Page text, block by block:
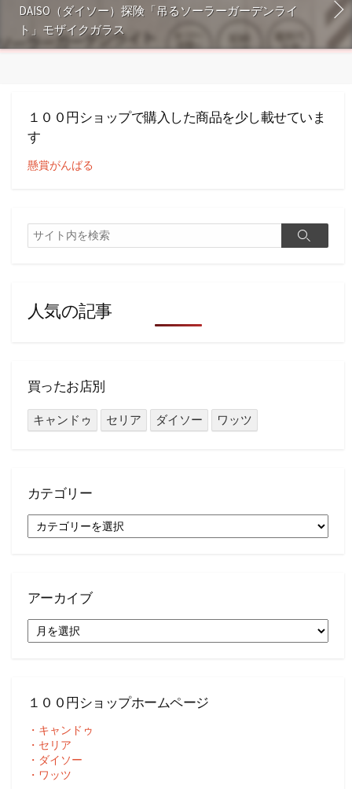
DAISO（ダイソー）探険「吊るソーラーガーデンライ
ト」モザイクガラス
１００円ショップで購入した商品を少し載せていま
す
懸賞がんばる
検
索
検
人気の記事
買ったお店別
キャンドゥ セリア ダイソー ワッツ
カテゴリー
テ
アーカイブ
ー
１００円ショップホームページ
・キャンドゥ
・セリア
・ダイソー
・ワッツ